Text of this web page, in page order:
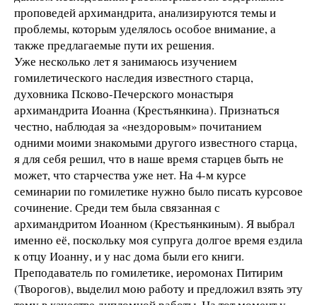
проповедей архимандрита, анализируются темы и
проблемы, которым уделялось особое внимание, а
также предлагаемые пути их решения.
Уже несколько лет я занимаюсь изучением
гомилетического наследия известного старца,
духовника Псково-Печерского монастыря
архимандрита Иоанна (Крестьянкина). Признаться
честно, наблюдая за «нездоровым» почитанием
одними моими знакомыми другого известного старца,
я для себя решил, что в наше время старцев быть не
может, что старчества уже нет. На 4-м курсе
семинарии по гомилетике нужно было писать курсовое
сочинение. Среди тем была связанная с
архимандритом Иоанном (Крестьянкиным). Я выбрал
именно её, поскольку моя супруга долгое время ездила
к отцу Иоанну, и у нас дома были его книги.
Преподаватель по гомилетике, иеромонах Питирим
(Творогов), выделил мою работу и предложил взять эту